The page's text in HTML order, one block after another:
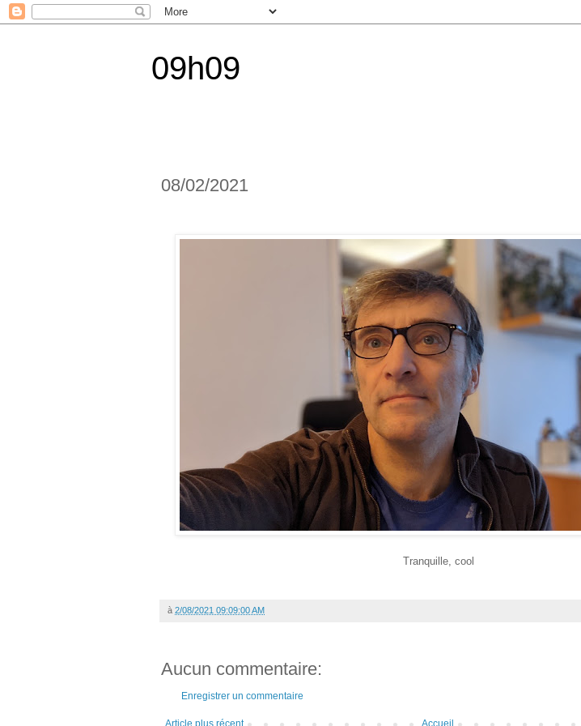
09h09
08/02/2021
Tranquille, cool
à 2/08/2021 09:09:00 AM
Aucun commentaire:
Enregistrer un commentaire
Article plus récent Accueil